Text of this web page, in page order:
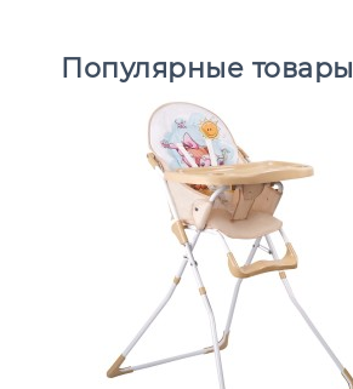
Популярные товары